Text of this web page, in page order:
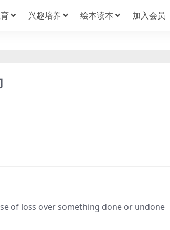
兴趣培养 绘本读本 加入会员
of loss over something done or undone